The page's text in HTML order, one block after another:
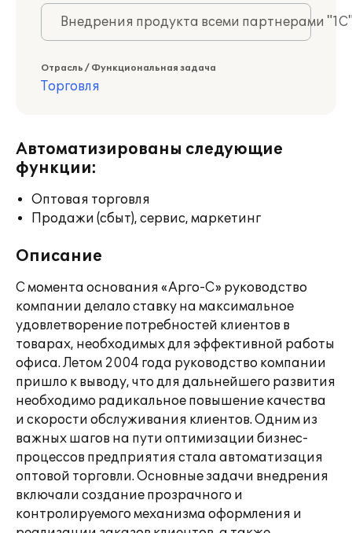
Внедрения продукта всеми партнерами
Отрасль / Функциональная задача
Торговля
Автоматизированы следующие
функции:
Оптовая торговля
Продажи (сбыт), сервис, маркетинг
Описание
С момента основания «Арго-С» руководство
компании делало ставку на максимальное
удовлетворение потребностей клиентов в
товарах, необходимых для эффективной работы
офиса. Летом 2004 года руководство компании
пришло к выводу, что для дальнейшего развития
необходимо радикальное повышение качества
и скорости обслуживания клиентов. Одним из
важных шагов на пути оптимизации бизнес-
процессов предприятия стала автоматизация
оптовой торговли. Основные задачи внедрения
включали создание прозрачного и
контролируемого механизма оформления и